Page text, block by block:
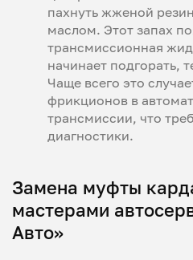
пахнуть жженой
маслом. Этот запах
трансмиссионная
начинает подгорать,
Чаще всего это
фрикционов в
трансмиссии, что
диагностики.
Замена муфты
мастерами
Авто»